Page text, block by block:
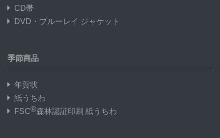
CD帯
DVD・ブルーレイ ジャケット
季節商品
年賀状
紙うちわ
FSC®森林認証印刷 紙うちわ